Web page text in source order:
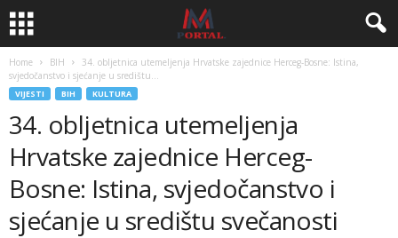
Home BIH
34. obljetnica utemeljenja Hrvatske zajednice Herceg-Bosne: Istina,
svjedočanstvo i sjećanje u središtu...
VIJESTI BIH KULTURA
34. obljetnica utemeljenja
Hrvatske zajednice Herceg-
Bosne: Istina, svjedočanstvo i
sjećanje u središtu svečanosti